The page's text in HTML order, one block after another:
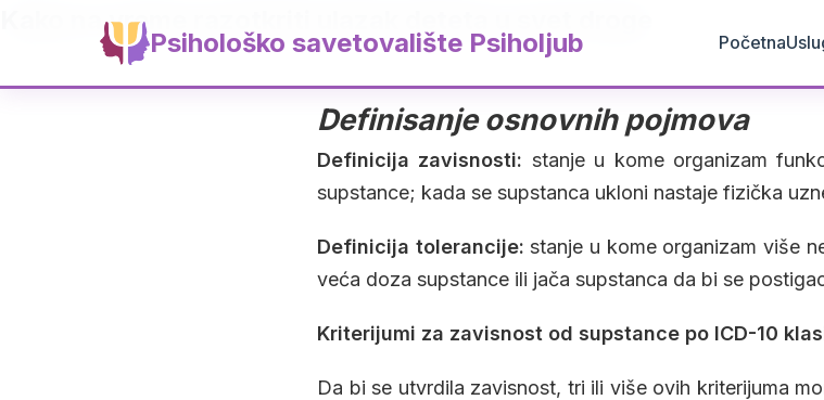
Psihološko savetovalište Psiholjub Početna
Kako na vreme razotkriti ulazak deteta u svet droge
Definisanje osnovnih pojmova
Definicija zavisnosti: stanje u kome organizam
supstance; kada se supstanca ukloni nastaje fizička
Definicija tolerancije: stanje u kome organizam više
veća doza supstance ili jača supstanca da bi se
Kriterijumi za zavisnost od supstance po ICD-10
Da bi se utvrdila zavisnost, tri ili više ovih kriterijuma